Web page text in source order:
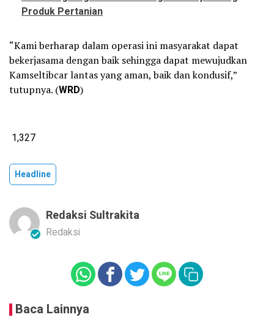
Produk Pertanian
“Kami berharap dalam operasi ini masyarakat dapat
bekerjasama dengan baik sehingga dapat mewujudkan
Kamseltibcar lantas yang aman, baik dan kondusif,”
tutupnya. (WRD)
1,327
Headline
Redaksi Sultrakita
Redaksi
Baca Lainnya